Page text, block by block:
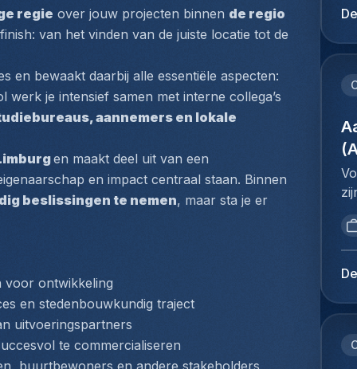
regie over jouw projecten binnen de regio
van het vinden van de juiste locatie tot de
en bewaakt daarbij alle essentiële aspecten:
werk je intensief samen met interne collega’s
aannemers en lokale
en impact centraal staan. Binnen
beslissingen te nemen, maar sta je er
voor ontwikkeling
en stedenbouwkundig traject
uitvoeringspartners
te commercialiseren